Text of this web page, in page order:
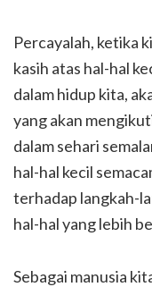
Percayalah, ketika
kasih atas hal-hal
dalam hidup kita,
yang akan
dalam sehari
hal-hal kecil
terhadap langkah-
hal-hal yang lebih
Sebagai manusia